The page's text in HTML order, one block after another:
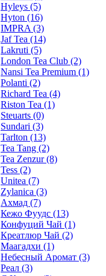
Hyleys (5)
Hyton (16)
IMPRA (3)
Jaf Tea (14)
Lakruti (5)
London Tea Club (2)
Nansi Tea Premium (1)
Polanti (2)
Richard Tea (4)
Riston Tea (1)
Steuarts (0)
Sundari (3)
Tarlton (13)
Tea Tang (2)
Tea Zenzur(8)
Tess (2)
Unitea (7)
Zylanica (3)
Ахмад (7)
Кежо Фуудс (13)
Конфуций Чай (1)
Креатлюр Чай (2)
Маагадхи (1)
Небесный Аромат (3)
Реал (3)